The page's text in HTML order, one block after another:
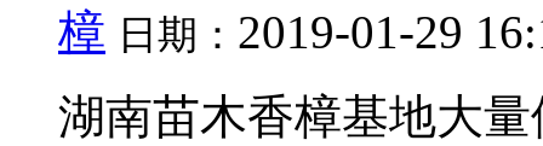
樟 日期： 2019-01-29
湖南苗木香樟基地大